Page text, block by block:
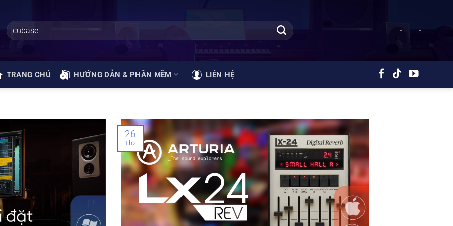
- -
TRANG CHỦ HƯỚNG DẪN & PHẦN MỀM LIÊN HỆ
26
Th2